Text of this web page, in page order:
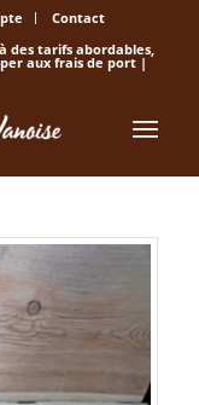
Contact
des tarifs abordables,
aux frais de port |